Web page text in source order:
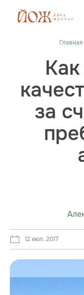
Главная
за
12 июл. 2017